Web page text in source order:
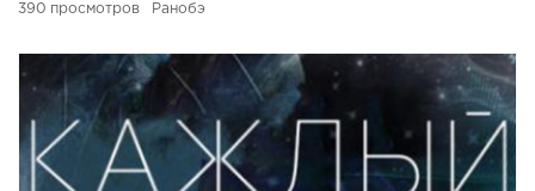
390 Ранобэ